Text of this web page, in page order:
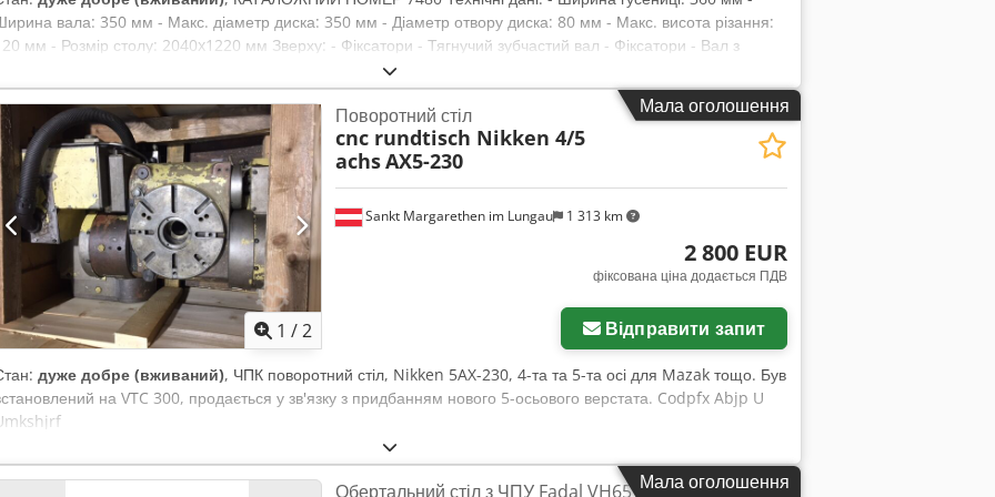
вала: 350 мм - Макс. діаметр диска: 350 мм - Діаметр отвору диска: 80 мм - Макс. висота різання:
мм - Розмір столу: 2040x1220 мм Зверху: - Фіксатори - Тягнучий зубчастий вал - Фіксатори - Вал з
пилами - Ковзний притискний вал Знизу: - Ролики перед столом – 2 шт. - Напрямна - Фіксатори - Гусениця -
змащення гусениці - Електричне підняття вала з пилами - Електричне підняття корпусу -
регулювання швидкості подачі - Діаметр патрубка витяжки: 140 мм, 160 мм - Головний двигун: 30
кВт - Загальні розміри (Д/Ш/В): 2600x2300x1850 мм - Вага: близько 4000 кг ПЕРЕВАГИ – Виробництво Чехія
– Багатопильна використана – Дуже гарний стан Нетто-ціна: 30 900 PLN Нетто-ціна: 7 360 EUR (залежить від
4,2 EUR) Codjzkubnopfx Abherf (Ціни можуть змінюватися при значних коливаннях курсу)
Мала оголошення
Запросити більше
1 /2
Sankt Margarethen im Lungau 1 313 km
Поворотний стіл
cnc rundtisch Nikken 4/5
achsAX5-230
2 800 EUR
фіксована ціна додається ПДВ
Відправити запит
дуже добре (вживаний), ЧПК поворотний стіл, Nikken 5AX-230, 4-та та 5-та осі для Mazak тощо. Був
на VTC 300, продається у зв'язку з придбанням нового 5-осьового верстата. Codpfx Abjp U
Мала оголошення
Обертальний стіл з ЧПУ Fadal VH65 – 4-